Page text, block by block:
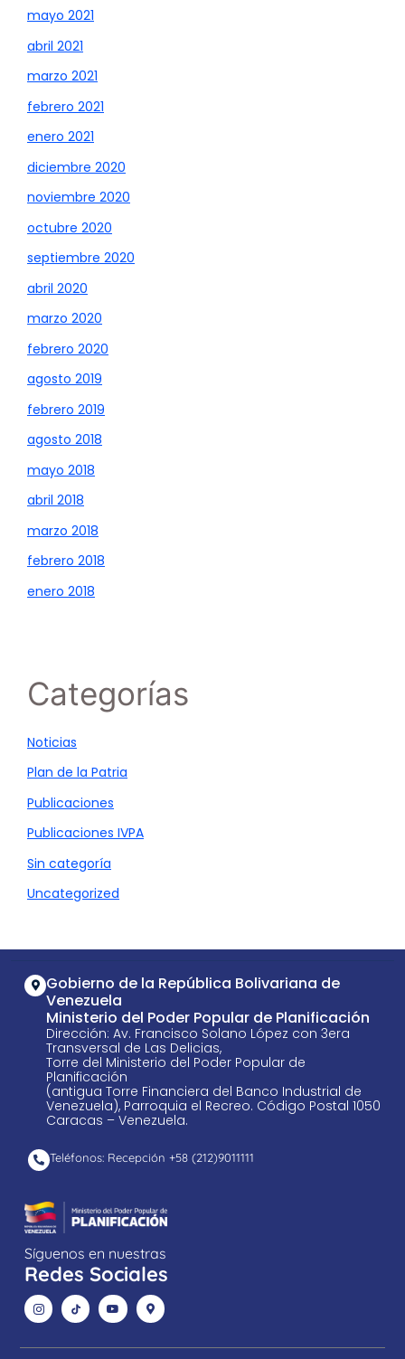
mayo 2021
abril 2021
marzo 2021
febrero 2021
enero 2021
diciembre 2020
noviembre 2020
octubre 2020
septiembre 2020
abril 2020
marzo 2020
febrero 2020
agosto 2019
febrero 2019
agosto 2018
mayo 2018
abril 2018
marzo 2018
febrero 2018
enero 2018
Categorías
Noticias
Plan de la Patria
Publicaciones
Publicaciones IVPA
Sin categoría
Uncategorized
Gobierno de la República Bolivariana de
Venezuela
Ministerio del Poder Popular de Planificación
Dirección: Av. Francisco Solano López con 3era
Transversal de Las Delicias,
Torre del Ministerio del Poder Popular de
Planificación
(antigua Torre Financiera del Banco Industrial de
Venezuela), Parroquia el Recreo. Código Postal 1050
Caracas – Venezuela.
Teléfonos: Recepción +58 ​(212)9011111
Síguenos en nuestras
Redes Sociales